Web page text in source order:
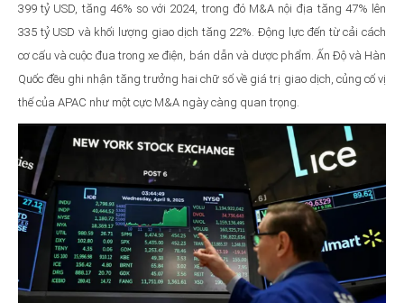
399 tỷ USD, tăng 46% so với 2024, trong đó M&A nội địa tăng 47% lên
335 tỷ USD và khối lượng giao dịch tăng 22%. Động lực đến từ cải cách
cơ cấu và cuộc đua trong xe điện, bán dẫn và dược phẩm. Ấn Độ và Hàn
Quốc đều ghi nhận tăng trưởng hai chữ số về giá trị giao dịch, củng cố vị
thế của APAC như một cực M&A ngày càng quan trọng.